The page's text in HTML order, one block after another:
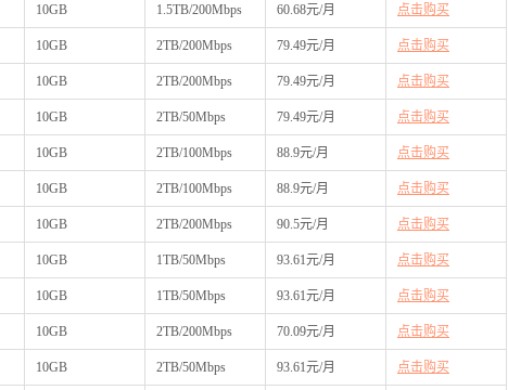
10GB 1.5TB/200Mbps 60.68元/月 点击购买
10GB 2TB/200Mbps 79.49元/月 点击购买
10GB 2TB/200Mbps 79.49元/月 点击购买
10GB 2TB/50Mbps 79.49元/月 点击购买
10GB 2TB/100Mbps 88.9元/月 点击购买
10GB 2TB/100Mbps 88.9元/月 点击购买
10GB 2TB/200Mbps 90.5元/月 点击购买
10GB 1TB/50Mbps 93.61元/月 点击购买
10GB 1TB/50Mbps 93.61元/月 点击购买
10GB 2TB/200Mbps 70.09元/月 点击购买
10GB 2TB/50Mbps 93.61元/月 点击购买